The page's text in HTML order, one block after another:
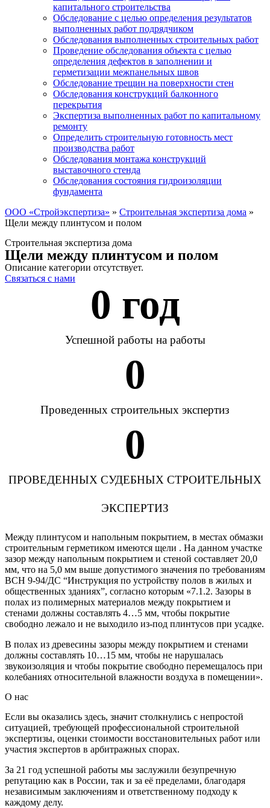
капитального строительства
Обследование с целью определения результатов
выполненных работ подрядчиком
Обследования выполненных строительных работ
Проведение обследования объекта с целью
определения дефектов в заполнении и
герметизации межпанельных швов
Обследование трещин на поверхности стен
Обследования конструкций балконного
перекрытия
Экспертиза выполненных работ по капитальному
ремонту
Определить строительную готовность мест
производства работ
Обследования монтажа конструкций
выставочного стенда
Обследования состояния гидроизоляции
фундамента
ООО «Стройэкспертиза» » Строительная экспертиза дома »
Щели между плинтусом и полом
Строительная экспертиза дома
Щели между плинтусом и полом
Описание категории отсутствует.
Связаться с нами
0 год
Успешной работы на работы
0
Проведенных строительных экспертиз
0
ПРОВЕДЕННЫХ СУДЕБНЫХ СТРОИТЕЛЬНЫХ
ЭКСПЕРТИЗ
Между плинтусом и напольным покрытием, в местах обмазки
строительным герметиком имеются щели . На данном участке
зазор между напольным покрытием и стеной составляет 20,0
мм, что на 5,0 мм выше допустимого значения по требованиям
ВСН 9-94/ДС “Инструкция по устройству полов в жилых и
общественных зданиях”, согласно которым «7.1.2. Зазоры в
полах из полимерных материалов между покрытием и
стенами должны составлять 4…5 мм, чтобы покрытие
свободно лежало и не выходило из-под плинтусов при усадке.
В полах из древесины зазоры между покрытием и стенами
должны составлять 10…15 мм, чтобы не нарушалась
звукоизоляция и чтобы покрытие свободно перемещалось при
колебаниях относительной влажности воздуха в помещении».
О нас
Если вы оказались здесь, значит столкнулись с непростой
ситуацией, требующей профессиональной строительной
экспертизы, оценки стоимости восстановительных работ или
участия экспертов в арбитражных спорах.
За 21 год успешной работы мы заслужили безупречную
репутацию как в России, так и за её пределами, благодаря
независимым заключениям и ответственному подходу к
каждому делу.